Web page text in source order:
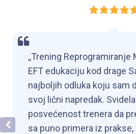
,,Trening Reprogramiranje
EFT edukaciju kod drage
najboljih odluka koju sam
svoj lični napredak.
posvećenost trenera da
sa puno primera iz